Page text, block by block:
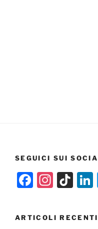
SEGUICI SUI
F
c
In
a
Ti
T k
ARTICOLI RECENTI